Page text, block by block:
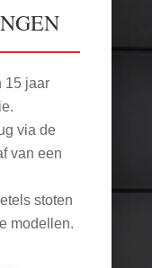
15 jaar
via de
van een
stoten
modellen.